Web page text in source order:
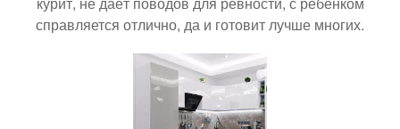
справляется отлично, да и готовит лучше многих.